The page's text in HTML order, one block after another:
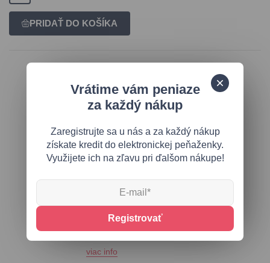
Ak vám tovar nevyhovuje, môžete
nám ho vrátiť do 14 dní.
Rýchle dodanie
Dodacia doba je 1-2 dní.
0948 000 925
PON-PIA: od 9:00 do 15:00
viac info
Vrátime vám peniaze
za každý nákup
Zaregistrujte sa u nás a za každý nákup
získate kredit do elektronickej peňaženky.
Využijete ich na zľavu pri ďalšom nákupe!
Registrovať